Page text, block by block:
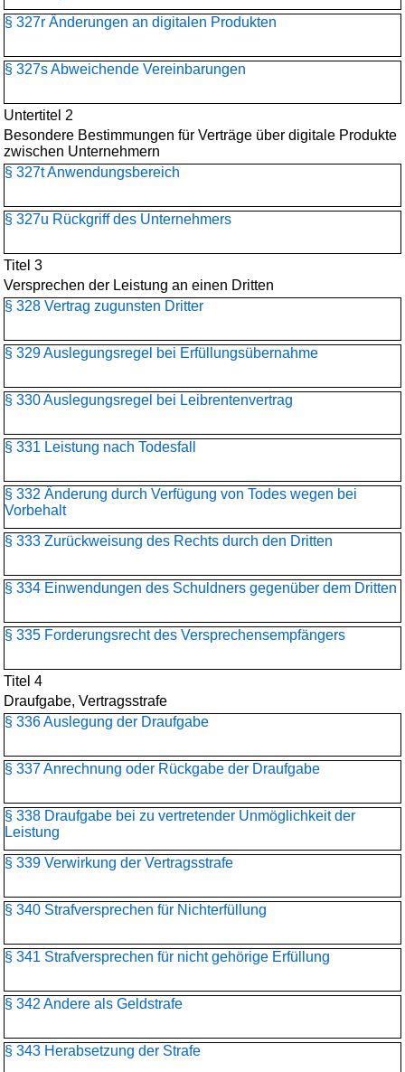
§ 327r Änderungen an digitalen Produkten
§ 327s Abweichende Vereinbarungen
Untertitel 2
Besondere Bestimmungen für Verträge über digitale Produkte
zwischen Unternehmern
§ 327t Anwendungsbereich
§ 327u Rückgriff des Unternehmers
Titel 3
Versprechen der Leistung an einen Dritten
§ 328 Vertrag zugunsten Dritter
§ 329 Auslegungsregel bei Erfüllungsübernahme
§ 330 Auslegungsregel bei Leibrentenvertrag
§ 331 Leistung nach Todesfall
§ 332 Änderung durch Verfügung von Todes wegen bei
Vorbehalt
§ 333 Zurückweisung des Rechts durch den Dritten
§ 334 Einwendungen des Schuldners gegenüber dem Dritten
§ 335 Forderungsrecht des Versprechensempfängers
Titel 4
Draufgabe, Vertragsstrafe
§ 336 Auslegung der Draufgabe
§ 337 Anrechnung oder Rückgabe der Draufgabe
§ 338 Draufgabe bei zu vertretender Unmöglichkeit der
Leistung
§ 339 Verwirkung der Vertragsstrafe
§ 340 Strafversprechen für Nichterfüllung
§ 341 Strafversprechen für nicht gehörige Erfüllung
§ 342 Andere als Geldstrafe
§ 343 Herabsetzung der Strafe